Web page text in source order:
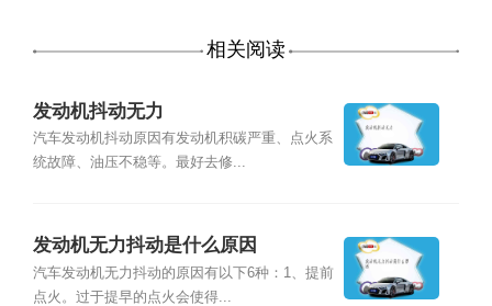
相关阅读
发动机抖动无力
汽车发动机抖动原因有发动机积碳严重、点火系
统故障、油压不稳等。最好去修...
发动机无力抖动是什么原因
汽车发动机无力抖动的原因有以下6种：1、提前
点火。过于提早的点火会使得...